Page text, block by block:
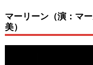
マーリーン（演：マ
美）